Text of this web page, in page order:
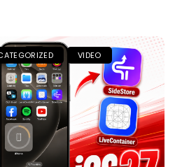
VIDEO